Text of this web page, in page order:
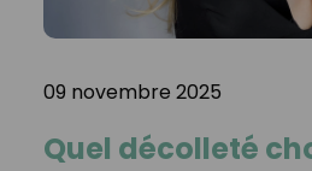
09 novembre 2025
Quel décolleté